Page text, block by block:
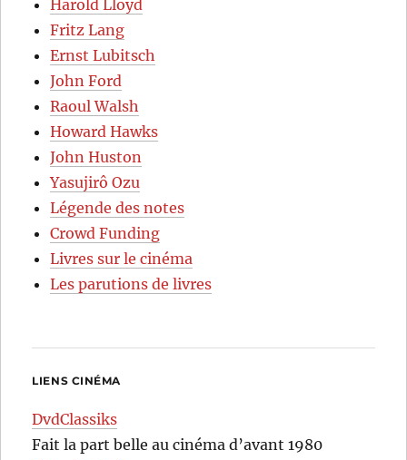
Harold Lloyd
Fritz Lang
Ernst Lubitsch
John Ford
Raoul Walsh
Howard Hawks
John Huston
Yasujirô Ozu
Légende des notes
Crowd Funding
Livres sur le cinéma
Les parutions de livres
LIENS CINÉMA
DvdClassiks
Fait la part belle au cinéma d’avant 1980